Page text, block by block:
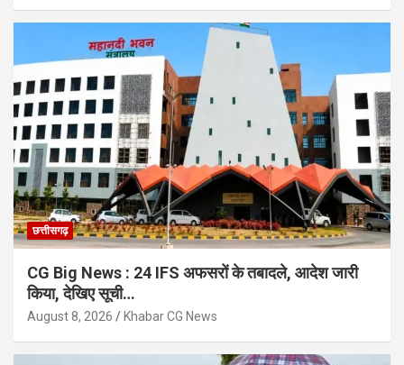
छत्तीसगढ़
CG Big News : 24 IFS अफसरों के तबादले, आदेश जारी
किया, देखिए सूची…
August 8, 2026 Khabar CG News